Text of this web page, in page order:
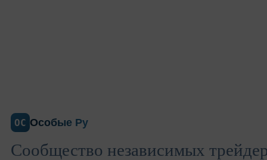
ОС Особые Ру
Сообщество независимых